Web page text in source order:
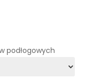
podłogowych